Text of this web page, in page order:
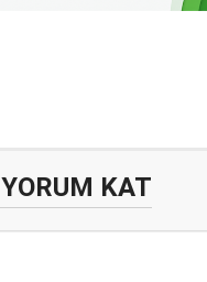
YORUM KAT